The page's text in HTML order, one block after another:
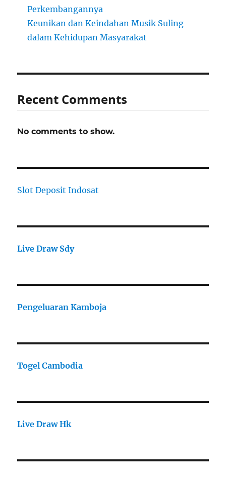
Perkembangannya
Keunikan dan Keindahan Musik Suling
dalam Kehidupan Masyarakat
Recent Comments
No comments to show.
Slot Deposit Indosat
Live Draw Sdy
Pengeluaran Kamboja
Togel Cambodia
Live Draw Hk